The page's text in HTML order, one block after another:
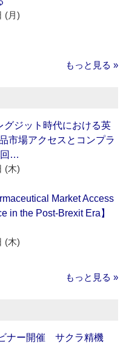
(月)
もっと見る »
グジット時代における英
市場アクセスとコンプラ
回…
(木)
Market Access
in the Post-Brexit Era】
(木)
もっと見る »
ナー開催 サクラ精機